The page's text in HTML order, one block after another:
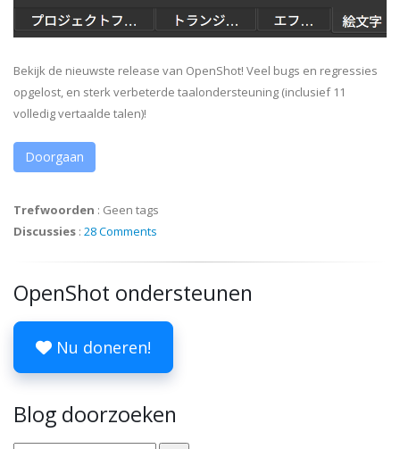
Bekijk de nieuwste release van OpenShot! Veel bugs en regressies
opgelost, en sterk verbeterde taalondersteuning (inclusief 11
volledig vertaalde talen)!
Doorgaan
Trefwoorden : Geen tags
Discussies : 28 Comments
OpenShot ondersteunen
Nu doneren!
Blog doorzoeken